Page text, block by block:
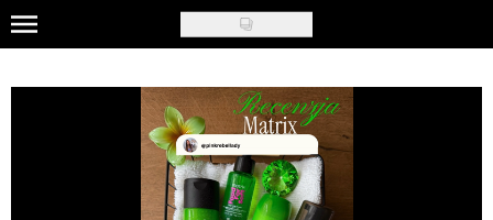
Skip
to
main